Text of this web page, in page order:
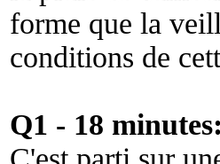
forme que la
conditions de
Q1 - 18 minutes: